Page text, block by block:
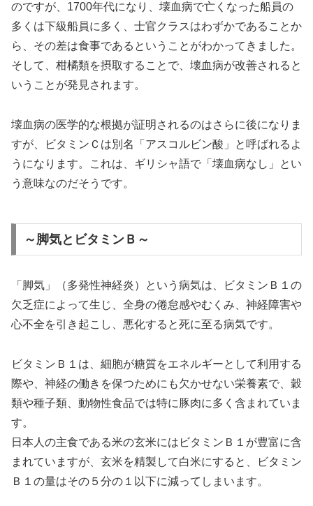
のですが、1700年代になり、壊血病で亡くなった船員の
多くは下級船員に多く、士官クラスはわずかであることか
ら、その差は食事であるということがわかってきました。
そして、柑橘類を摂取することで、壊血病が改善されると
いうことが発見されます。
壊血病の医学的な根拠が証明されるのはさらに後になりま
すが、ビタミンＣは別名「アスコルビン酸」と呼ばれるよ
うになります。これは、ギリシャ語で「壊血病なし」とい
う意味なのだそうです。
～脚気とビタミンＢ～
「脚気」（多発性神経炎）という病気は、ビタミンＢ１の
欠乏症によって生じ、全身の倦怠感やむくみ、神経障害や
心不全を引き起こし、悪化すると死に至る病気です。
ビタミンＢ１は、細胞が糖質をエネルギーとして利用する
際や、神経の働きを保つためにも欠かせない栄養素で、穀
類や種子類、動物性食品では特に豚肉に多く含まれていま
す。
日本人の主食である米の玄米にはビタミンＢ１が豊富に含
まれていますが、玄米を精製して白米にすると、ビタミン
Ｂ１の量はその５分の１以下に減ってしまいます。